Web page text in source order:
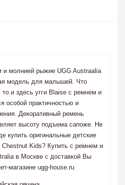
и молнией рыжие UGG Austraalia
модель для малышей. Что
и здесь угги Blaise с ремнем и
особой практичностью и
Декоративный ремень
высоту подъема сапоже. Не
купить оригинальные детские
Chestnut Kids? Купить с ремнем и
в Москве с доставкой Вы
магазине ugg-house.ru